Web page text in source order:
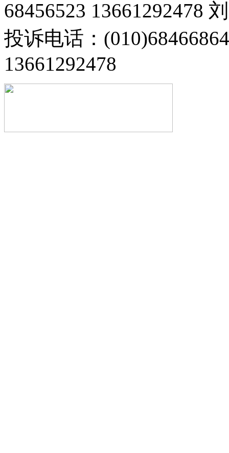
68456523 13661292478
投诉电话：
13661292478